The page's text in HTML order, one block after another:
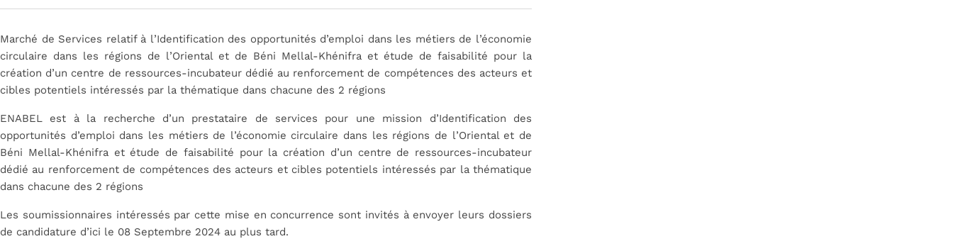
Marché de Services relatif à l’Identification des opportunités d’emploi dans les métiers de l’économie
circulaire dans les régions de l’Oriental et de Béni Mellal-Khénifra et étude de faisabilité pour la
création d’un centre de ressources-incubateur dédié au renforcement de compétences des acteurs et
cibles potentiels intéressés par la thématique dans chacune des 2 régions
ENABEL est à la recherche d’un prestataire de services pour une mission d’Identification des
opportunités d’emploi dans les métiers de l’économie circulaire dans les régions de l’Oriental et de
Béni Mellal-Khénifra et étude de faisabilité pour la création d’un centre de ressources-incubateur
dédié au renforcement de compétences des acteurs et cibles potentiels intéressés par la thématique
dans chacune des 2 régions
Les soumissionnaires intéressés par cette mise en concurrence sont invités à envoyer leurs dossiers
de candidature d’ici le 08 Septembre 2024 au plus tard.